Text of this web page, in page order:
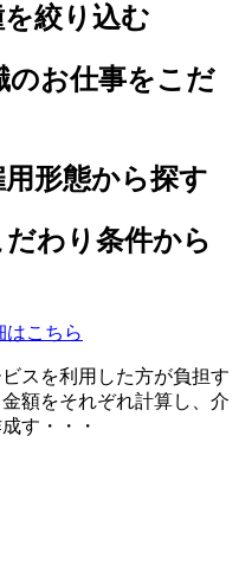
絞り込む
のお仕事をこだ
形態から探す
わり条件から
はこちら
スを利用した方が負担す
額をそれぞれ計算し、介
す・・・